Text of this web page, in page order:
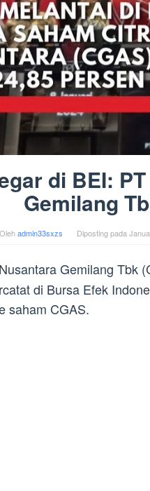
di BEI:
Gemilang
Olehadmin33sxzs Diposting pada
Gemilang Tbk
di Bursa Efek
saham CGAS.